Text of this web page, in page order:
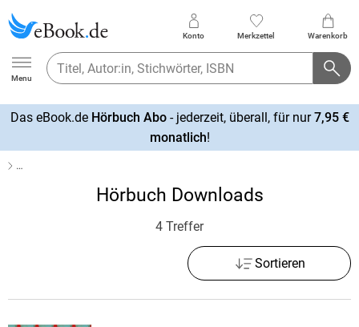
Ebook.de
Menu
Konto Merkzettel Warenkorb
Das eBook.de Hörbuch Abo- jederzeit, überall, für nur7,95 €
monatlich!
…
Hörbuch Downloads
4 Treffer
Sortieren